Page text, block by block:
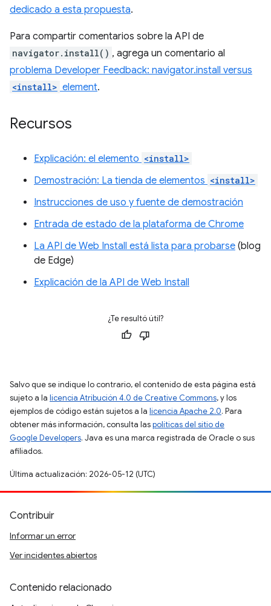
dedicado a esta propuesta.
Para compartir comentarios sobre la API de
navigator.install() , agrega un comentario al
problema Developer Feedback: navigator.install versus
<install> element.
Recursos
Explicación: el elemento <install>
Demostración: La tienda de elementos <install>
Instrucciones de uso y fuente de demostración
Entrada de estado de la plataforma de Chrome
La API de Web Install está lista para probarse (blog
de Edge)
Explicación de la API de Web Install
¿Te resultó útil?
Salvo que se indique lo contrario, el contenido de esta página está
sujeto a la licencia Atribución 4.0 de Creative Commons, y los
ejemplos de código están sujetos a la licencia Apache 2.0. Para
obtener más información, consulta laspolíticas del sitio de
Google Developers. Java es una marca registrada de Oracle o sus
afiliados.
Última actualización: 2026-05-12 (UTC)
Contribuir
Informar un error
Ver incidentes abiertos
Contenido relacionado